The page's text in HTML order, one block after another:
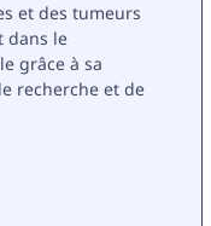
et des tumeurs
dans le
grâce à sa
recherche et de